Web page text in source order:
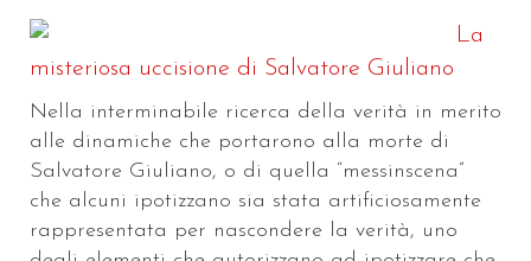
La
misteriosa uccisione di Salvatore Giuliano
Nella interminabile ricerca della verità in merito
alle dinamiche che portarono alla morte di
Salvatore Giuliano, o di quella “messinscena”
che alcuni ipotizzano sia stata artificiosamente
rappresentata per nascondere la verità, uno